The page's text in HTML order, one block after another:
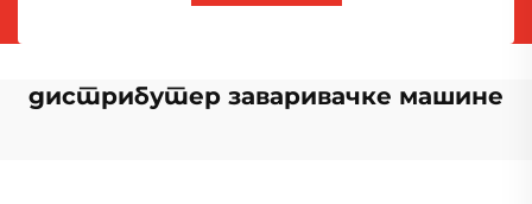
дистрибутер заваривачке машине